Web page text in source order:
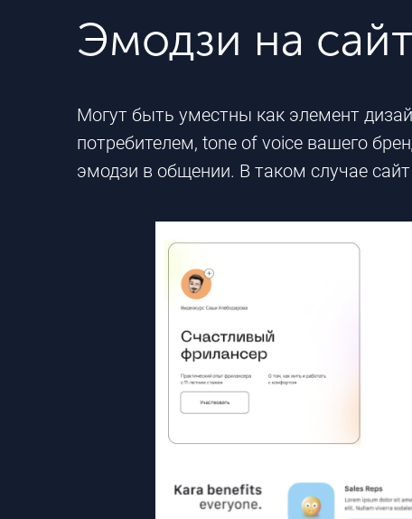
Эмодзи на
Могут быть уместны как элемент
потребителем, tone of voice вашего
эмодзи в общении. В таком случае